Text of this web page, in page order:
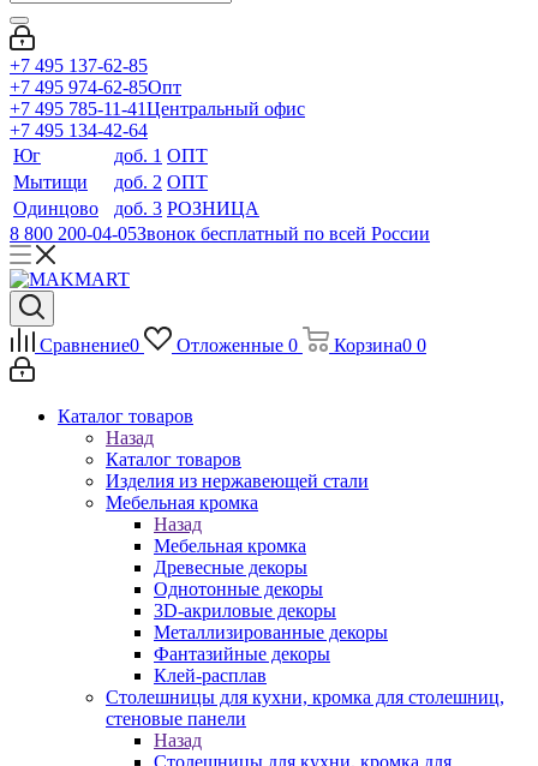
+7 495 137-62-85
+7 495 974-62-85Опт
+7 495 785-11-41Центральный офис
+7 495 134-42-64
Юг
доб. 1 ОПТ
Мытищи
доб. 2 ОПТ
Одинцово
доб. 3 РОЗНИЦА
8 800 200-04-05Звонок бесплатный по всей России
Сравнение0 Отложенные 0 Корзина0 0
Каталог товаров
Назад
Каталог товаров
Изделия из нержавеющей стали
Мебельная кромка
Назад
Мебельная кромка
Древесные декоры
Однотонные декоры
3D-акриловые декоры
Металлизированные декоры
Фантазийные декоры
Клей-расплав
Столешницы для кухни, кромка для столешниц,
стеновые панели
Назад
Столешницы для кухни, кромка для